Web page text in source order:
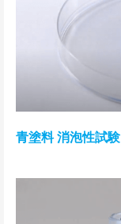
青塗料 消泡性試験